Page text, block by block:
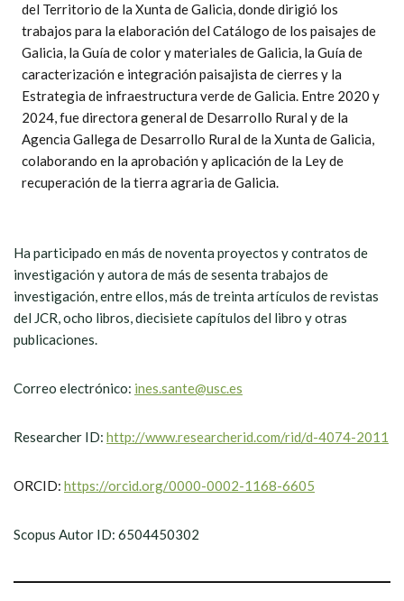
del Territorio de la Xunta de Galicia, donde dirigió los
trabajos para la elaboración del Catálogo de los paisajes de
Galicia, la Guía de color y materiales de Galicia, la Guía de
caracterización e integración paisajista de cierres y la
Estrategia de infraestructura verde de Galicia. Entre 2020 y
2024, fue directora general de Desarrollo Rural y de la
Agencia Gallega de Desarrollo Rural de la Xunta de Galicia,
colaborando en la aprobación y aplicación de la Ley de
recuperación de la tierra agraria de Galicia.
Ha participado en más de noventa proyectos y contratos de
investigación y autora de más de sesenta trabajos de
investigación, entre ellos, más de treinta artículos de revistas
del JCR, ocho libros, diecisiete capítulos del libro y otras
publicaciones.
Correo electrónico: ines.sante@usc.es
Researcher ID: http://www.researcherid.com/rid/d-4074-2011
ORCID: https://orcid.org/0000-0002-1168-6605
Scopus Autor ID: 6504450302